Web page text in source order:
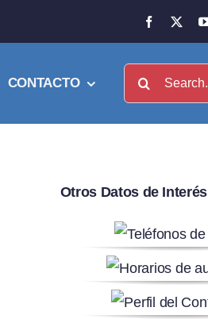
CONTACTO Buscar:
Otros Datos de Interés